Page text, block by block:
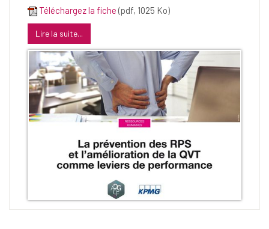
Téléchargez la fiche (pdf, 1025 Ko)
Lire la suite...